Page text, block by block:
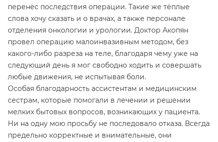
перенёс последствия операции. Такие же тёплые
слова хочу сказать и о врачах, а также персонале
отделения онкологии и урологии. Доктор Акопян
провел операцию малоинвазивным методом, без
какого-либо разреза на теле, благодаря чему уже на
следующий день я мог свободно ходить и совершать
любые движения, не испытывая боли.
Особая благодарность ассистентам и медицинским
сестрам, которые помогали в лечении и решении
мелких бытовых вопросов, возникающих у пациента.
Ни на одну мою просьбу не последовало отказа. Всегда
предельно корректные и внимательные, они